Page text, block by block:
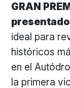
GRAN
ideal para
históricos
en el
la primera